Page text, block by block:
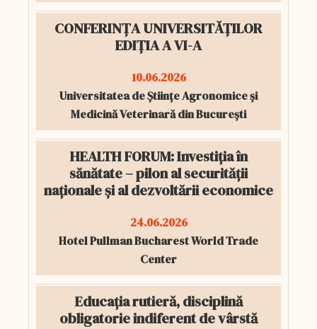
CONFERINȚA UNIVERSITĂȚILOR
EDIȚIA A VI-A
10.06.2026
Universitatea de Științe Agronomice și
Medicină Veterinară din București
HEALTH FORUM: Investiția în
sănătate – pilon al securității
naționale și al dezvoltării economice
24.06.2026
Hotel Pullman Bucharest World Trade
Center
Educația rutieră, disciplină
obligatorie indiferent de vârstă